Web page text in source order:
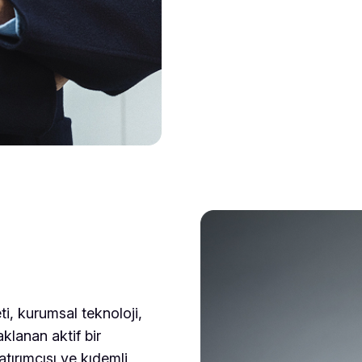
kurumsal teknoloji,
aktif bir
ve kıdemli